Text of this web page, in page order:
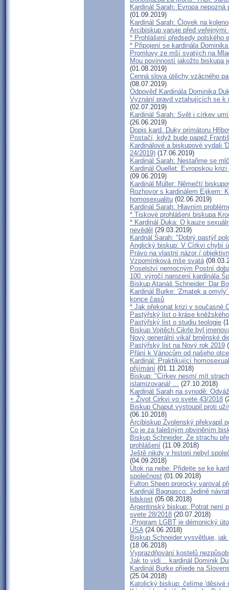
Kardinál Sarah: Evropa
(01.09.2019)
Kardinál Sarah: Človek na
Arcibiskup varuje před
* Prohlášení předsedy polského
* Připojení se kardinála
Promluvy ze mší svatých na
Mou povinností jakožto biskupa
(01.08.2019)
Cenná slova útěchy vzácného
(08.07.2019)
Odpověď Kardinála Dominika
Vyznání pravd vztahujících se k
(02.07.2019)
Kardinál Sarah: Svět i církev
(26.06.2019)
Dopis kard. Duky primátoru
Postačí, když bude papež
Kardinálové a biskupové vydali
24/2019) (17.06.2019)
Kardinál Sarah: Nestaňme se
Kardinál Ouellet: Evropskou
(09.06.2019)
Kardinál Müller: Němečtí
Rozhovor s kardinálem Eijkem:
homosexualitu (02.06.2019)
Kardinál Sarah: Hlavním
* Tiskové prohlášení biskupa
* Kardinál Duka: O kauze
nevěděl (29.03.2019)
Kardnál Sarah: "Dobrý pastýř
Anglický biskup: V Církvi chybí
Právo na vlastní názor /
Vzpomínková mše svatá
Poselství nemocným Postní
100. výročí narození kardinála
Biskup Atanáš Schneider: Dar
Kardinál Burke: 'Zmatek a
konce časů
* Jak překonat krizi v současné
Pastýřský list o kráse
Pastýřský list o studiu teologie
Biskup Vojtěch Cikrle byl
Nový generální vikář brněnské
Pastýřský list na Nový rok 2019
Přání k Vánocům od našeho
Kardinál: Praktikující
přijímání (01.11.2018)
Biskup: "Církev nesmí mít
islamizovaná! ... (27.10.2018)
Kardinál Sarah na synodě:
+ Život Cirkvi vo svete 43/2018
Biskup Chaput vystoupil proti
(06.10.2018)
Arcibiskup Zvolenský překvapil
Co je za falešným obviněním
Biskup Schneider: Ze strachu
prohlášení (11.09.2018)
Ještě nikdy v historii nebyl
(04.09.2018)
Útok na nebe: Přidejte se ke
společnost (01.09.2018)
Fulton Sheen prorocky varoval
Kardinál Bagnasco: Jedině
lidskost (05.08.2018)
Argentinský biskup:,Potrat není
svete 28/2018 (20.07.2018)
„Program LGBT je démonický
USA(24.06.2018)
Biskup Schneider vysvětluje,
(18.06.2018)
Vyprazdňování kostelů
Jak to vidí... kardinál Dominik
Kardinál Burke přijede na
(25.04.2018)
Katolický biskup: čelíme 'děsivé